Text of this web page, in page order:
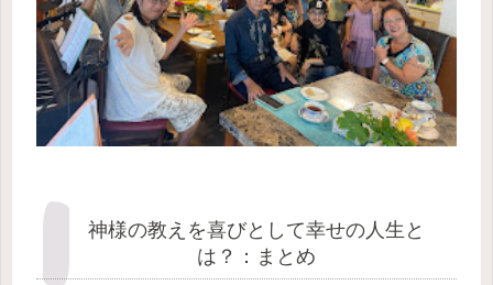
神様の教えを喜びとして幸せの人生と
は？：まとめ